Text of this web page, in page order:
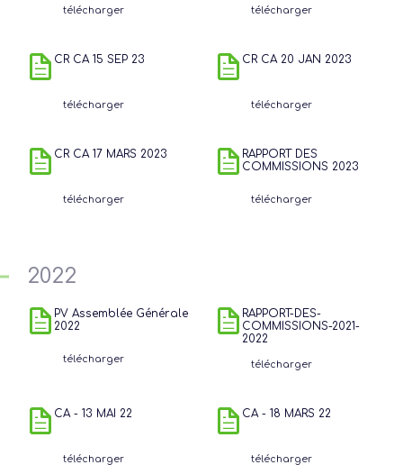
télécharger télécharger
CR CA 15 SEP 23
télécharger
CR CA 20 JAN 2023
télécharger
CR CA 17 MARS 2023
télécharger
RAPPORT DES
COMMISSIONS 2023
télécharger
2022
PV Assemblée Générale
2022
télécharger
RAPPORT-DES-
COMMISSIONS-2021-
2022
télécharger
CA - 13 MAI 22
télécharger
CA - 18 MARS 22
télécharger